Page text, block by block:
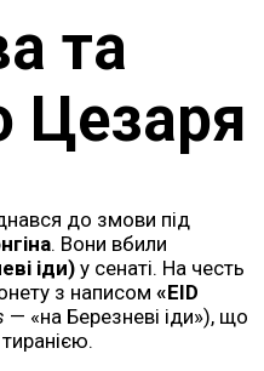
та
Цезаря
до змови під
. Вони вбили
іди)у сенаті. На честь
з написом «EID
— «на Березневі іди»), що